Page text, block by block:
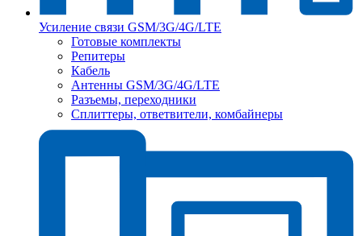
Усиление связи GSM/3G/4G/LTE
Готовые комплекты
Репитеры
Кабель
Антенны GSM/3G/4G/LTE
Разъемы, переходники
Сплиттеры, ответвители, комбайнеры